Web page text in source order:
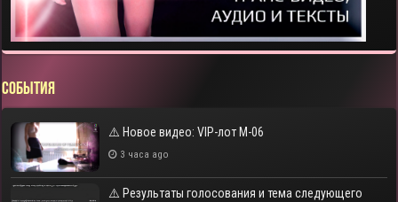
СОБЫТИЯ
⚠️ Новое видео: VIP-лот M-06
3 часа ago
⚠️ Результаты голосования и тема следующего